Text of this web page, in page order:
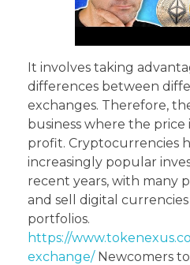
It involves taking
differences between
exchanges. Therefore,
business where the price
profit. Cryptocurrencies
increasingly popular
recent years, with many
and sell digital
portfolios.
https://
exchange/Newcomers